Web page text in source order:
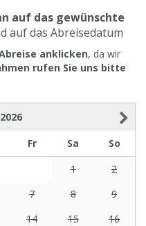
auf das gewünschte
auf das Abreisedatum
anklicken, da wir
rufen Sie uns bitte
2026
Fr Sa
So
1
2
7 8
9
14 15
16